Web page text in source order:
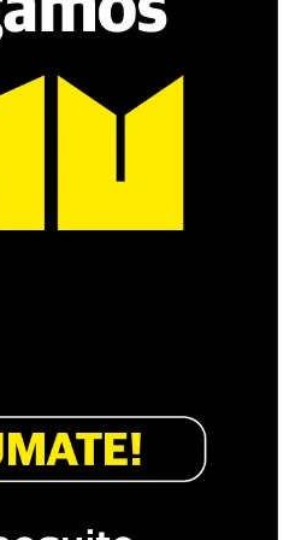
frase de la madre de la joven
a aquel año: cuando
de 41 años.